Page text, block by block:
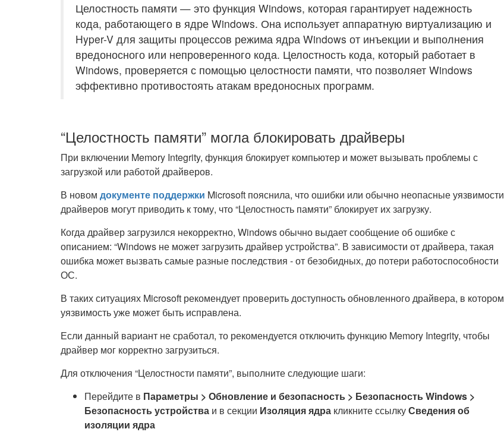
Целостность памяти — это функция Windows, которая гарантирует надежность
кода, работающего в ядре Windows. Она использует аппаратную виртуализацию и
Hyper-V для защиты процессов режима ядра Windows от инъекции и выполнения
вредоносного или непроверенного кода. Целостность кода, который работает в
Windows, проверяется с помощью целостности памяти, что позволяет Windows
эффективно противостоять атакам вредоносных программ.
“Целостность памяти” могла блокировать драйверы
При включении Memory Integrity, функция блокирует компьютер и может вызывать проблемы с
загрузкой или работой драйверов.
В новом документе поддержки Microsoft пояснила, что ошибки или обычно неопасные уязвимости
драйверов могут приводить к тому, что “Целостность памяти” блокирует их загрузку.
Когда драйвер загрузился некорректно, Windows обычно выдает сообщение об ошибке с
описанием: “Windows не может загрузить драйвер устройства”. В зависимости от драйвера, такая
ошибка может вызвать самые разные последствия - от безобидных, до потери работоспособности
ОС.
В таких ситуациях Microsoft рекомендует проверить доступность обновленного драйвера, в котором
уязвимость уже может быть исправлена.
Если данный вариант не сработал, то рекомендуется отключить функцию Memory Integrity, чтобы
драйвер мог корректно загрузиться.
Для отключения “Целостности памяти”, выполните следующие шаги:
Перейдите в Параметры > Обновление и безопасность > Безопасность Windows >
Безопасность устройства и в секции Изоляция ядра кликните ссылкуСведения об
изоляции ядра